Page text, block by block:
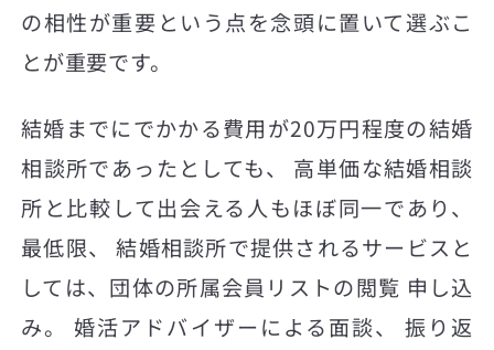
の相性が重要という点を念頭に置いて選ぶこ
とが重要です。
結婚までにでかかる費用が20万円程度の結婚
相談所であったとしても、 高単価な結婚相談
所と比較して出会える人もほぼ同一であり、
最低限、 結婚相談所で提供されるサービスと
しては、団体の所属会員リストの閲覧 申し込
み。 婚活アドバイザーによる面談、 振り返